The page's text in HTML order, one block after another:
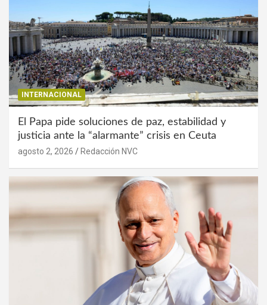
INTERNACIONAL
El Papa pide soluciones de paz, estabilidad y
justicia ante la “alarmante” crisis en Ceuta
agosto 2, 2026 Redacción NVC